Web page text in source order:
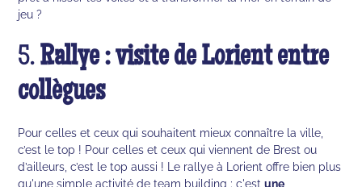
jeu ?
5.Rallye : visite de Lorient entre
collègues
Pour celles et ceux qui souhaitent mieux connaître la ville,
c’est le top ! Pour celles et ceux qui viennent de Brest ou
d’ailleurs, c’est le top aussi ! Le rallye à Lorient offre bien plus
qu'une simple activité de team building ; c'estune